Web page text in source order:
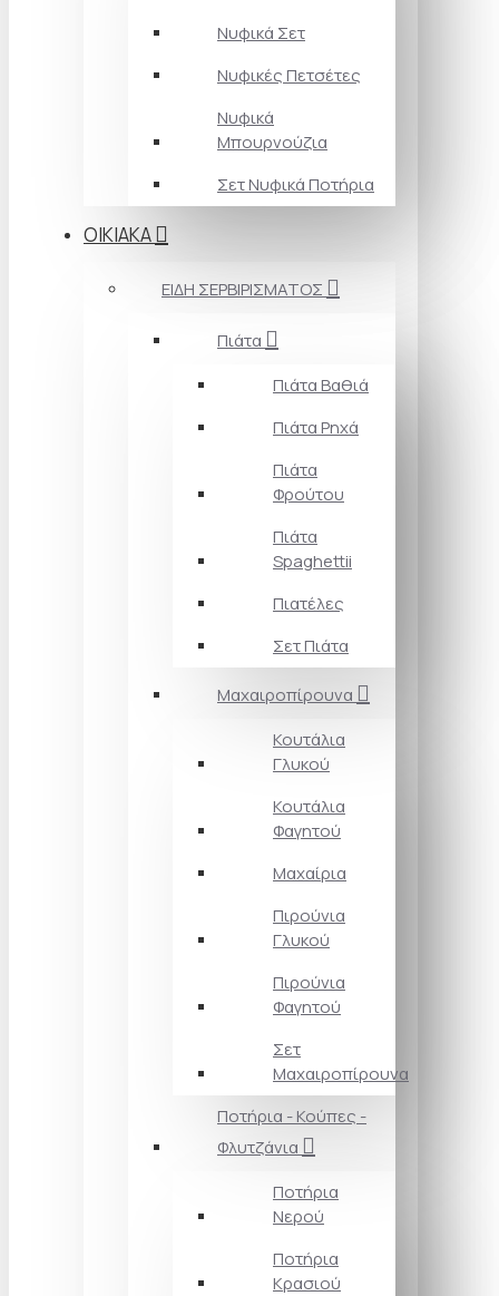
Νυφικά Σετ
Νυφικές Πετσέτες
Νυφικά
Μπουρνούζια
Σετ Νυφικά Ποτήρια
ΟΙΚΙΑΚΑ
ΕΙΔΗ ΣΕΡΒΙΡΙΣΜΑΤΟΣ
Πιάτα
Πιάτα Βαθιά
Πιάτα Ρηχά
Πιάτα
Φρούτου
Πιάτα
Spaghettii
Πιατέλες
Σετ Πιάτα
Μαχαιροπίρουνα
Κουτάλια
Γλυκού
Κουτάλια
Φαγητού
Μαχαίρια
Πιρούνια
Γλυκού
Πιρούνια
Φαγητού
Σετ
Μαχαιροπίρουνα
Ποτήρια - Κούπες -
Φλυτζάνια
Ποτήρια
Νερού
Ποτήρια
Κρασιού